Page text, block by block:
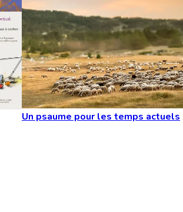
Un psaume pour les temps actuels